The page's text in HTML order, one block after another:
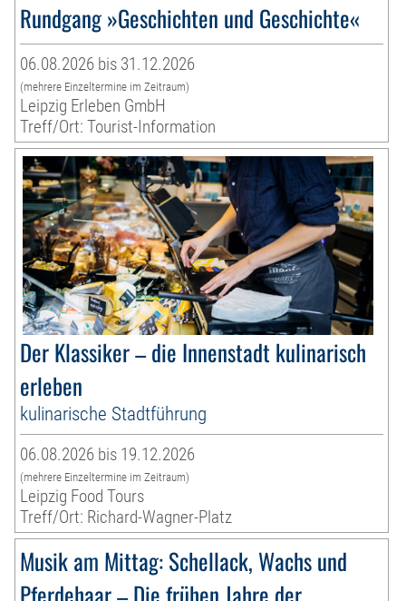
Rundgang »Geschichten und Geschichte«
06.08.2026 bis 31.12.2026
(mehrere Einzeltermine im Zeitraum)
Leipzig Erleben GmbH
Treff/Ort: Tourist-Information
Der Klassiker – die Innenstadt kulinarisch
erleben
kulinarische Stadtführung
06.08.2026 bis 19.12.2026
(mehrere Einzeltermine im Zeitraum)
Leipzig Food Tours
Treff/Ort: Richard-Wagner-Platz
Musik am Mittag: Schellack, Wachs und